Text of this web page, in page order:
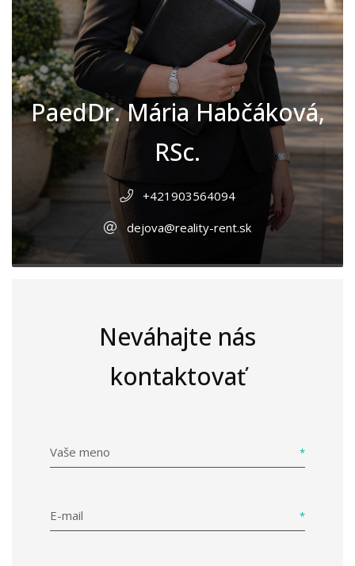
PaedDr. Mária Habčáková,
RSc.
+421903564094
dejova@reality-rent.sk
Neváhajte nás
kontaktovať
Vaše meno
E-mail